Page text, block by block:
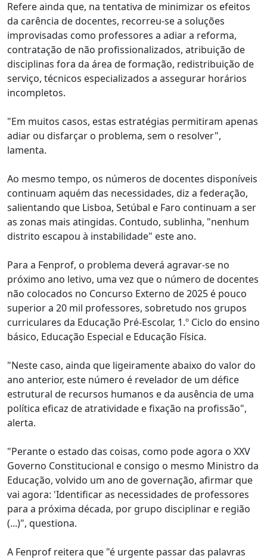
Refere ainda que, na tentativa de minimizar os efeitos
da carência de docentes, recorreu-se a soluções
improvisadas como professores a adiar a reforma,
contratação de não profissionalizados, atribuição de
disciplinas fora da área de formação, redistribuição de
serviço, técnicos especializados a assegurar horários
incompletos.
"Em muitos casos, estas estratégias permitiram apenas
adiar ou disfarçar o problema, sem o resolver",
lamenta.
Ao mesmo tempo, os números de docentes disponíveis
continuam aquém das necessidades, diz a federação,
salientando que Lisboa, Setúbal e Faro continuam a ser
as zonas mais atingidas. Contudo, sublinha, "nenhum
distrito escapou à instabilidade" este ano.
Para a Fenprof, o problema deverá agravar-se no
próximo ano letivo, uma vez que o número de docentes
não colocados no Concurso Externo de 2025 é pouco
superior a 20 mil professores, sobretudo nos grupos
curriculares da Educação Pré-Escolar, 1.º Ciclo do ensino
básico, Educação Especial e Educação Física.
"Neste caso, ainda que ligeiramente abaixo do valor do
ano anterior, este número é revelador de um défice
estrutural de recursos humanos e da ausência de uma
política eficaz de atratividade e fixação na profissão",
alerta.
"Perante o estado das coisas, como pode agora o XXV
Governo Constitucional e consigo o mesmo Ministro da
Educação, volvido um ano de governação, afirmar que
vai agora: 'Identificar as necessidades de professores
para a próxima década, por grupo disciplinar e região
(...)", questiona.
A Fenprof reitera que "é urgente passar das palavras